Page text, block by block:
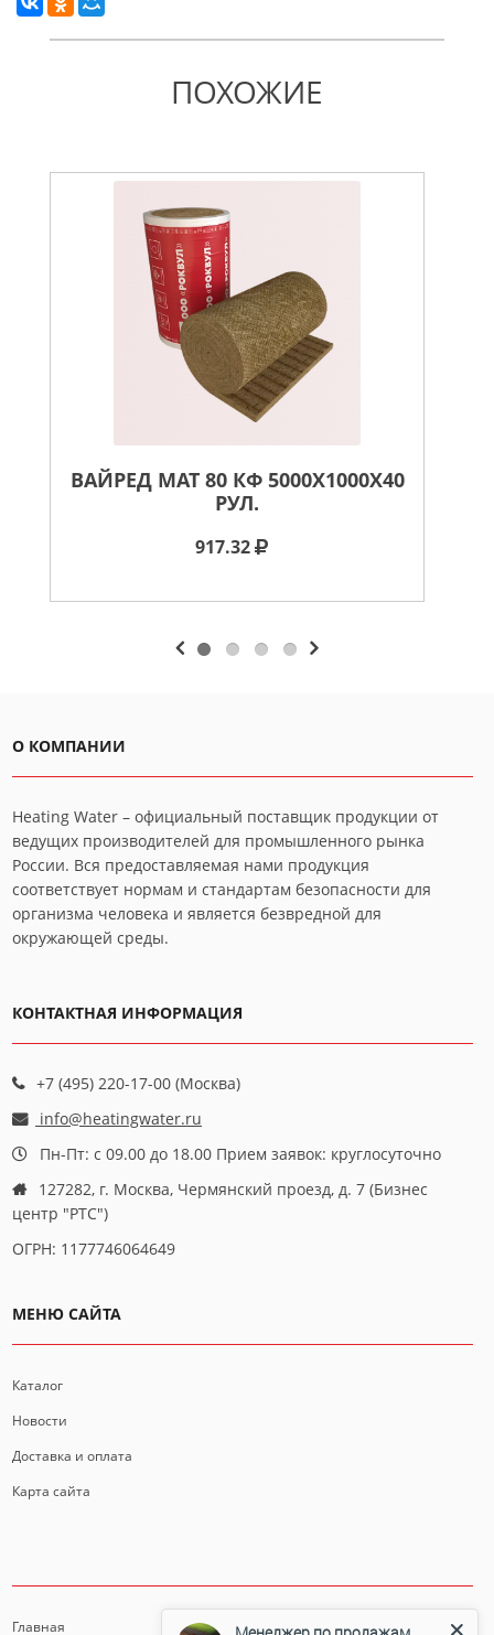
ПОХОЖИЕ
ВАЙРЕД МАТ 80 КФ 5000X1000X40
РУЛ.
917.32
О КОМПАНИИ
Heating Water – официальный поставщик продукции от
ведущих производителей для промышленного рынка
России. Вся предоставляемая нами продукция
соответствует нормам и стандартам безопасности для
организма человека и является безвредной для
окружающей среды.
КОНТАКТНАЯ ИНФОРМАЦИЯ
+7 (495) 220-17-00 (Москва)
info@heatingwater.ru
Пн-Пт: с 09.00 до 18.00 Прием заявок: круглосуточно
127282, г. Москва, Чермянский проезд, д. 7 (Бизнес
центр "РТС")
ОГРН: 1177746064649
МЕНЮ САЙТА
Каталог
Новости
Доставка и оплата
Карта сайта
Главная